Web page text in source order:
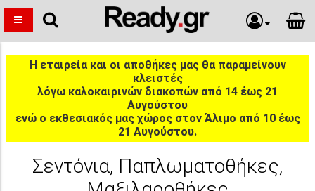
Η εταιρεία και οι αποθήκες μας θα παραμείνουν
κλειστές
λόγω καλοκαιρινών διακοπών από 14 έως 21
Αυγούστου
ενώ ο εκθεσιακός μας χώρος στον Άλιμο από 10 έως
21 Αυγούστου.
Σεντόνια, Παπλωματοθήκες,